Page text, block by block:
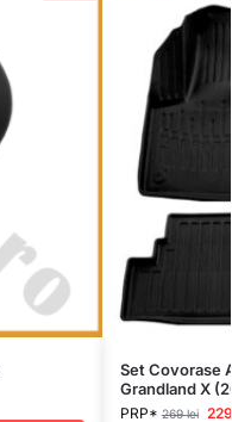
Set Covorase
Grandland X
PRP*269lei